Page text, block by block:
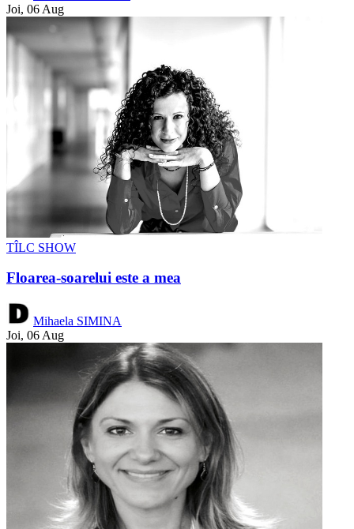
Joi, 06 Aug
TÎLC SHOW
Floarea-soarelui este a mea
Mihaela SIMINA
Joi, 06 Aug